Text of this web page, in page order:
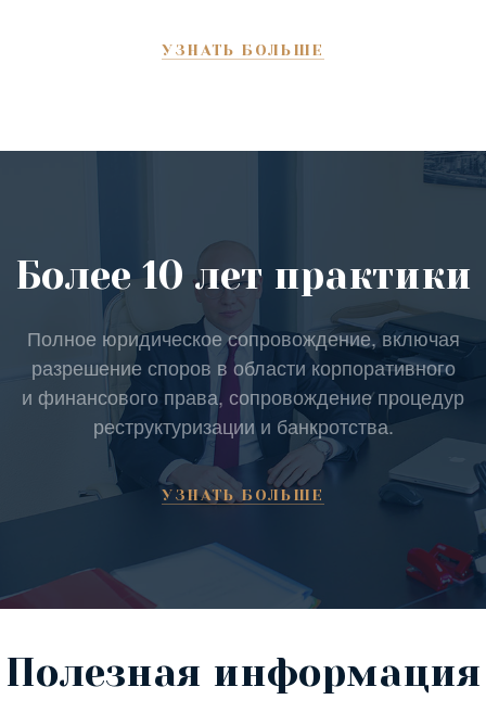
УЗНАТЬ БОЛЬШЕ
Более 10 лет практики
Полное юридическое сопровождение, включая
разрешение споров в области корпоративного
и финансового права, сопровождение процедур
реструктуризации и банкротства.
УЗНАТЬ БОЛЬШЕ
Полезная информация